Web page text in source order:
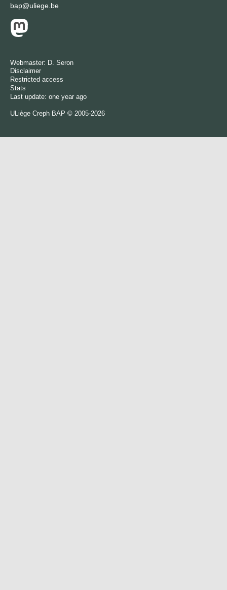
bap@uliege.be
Webmaster: D. Seron
Disclaimer
Restricted access
Stats
Last update: one year ago
ULiège Creph BAP © 2005-2026